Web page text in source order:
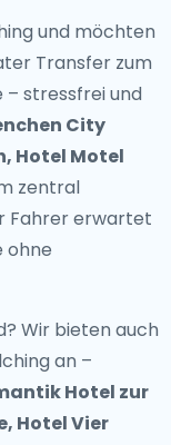
und möchten
Transfer zum
– stressfrei und
City
Hotel Motel
zentral
Fahrer erwartet
ohne
Wir bieten auch
an –
Hotel zur
Hotel Vier